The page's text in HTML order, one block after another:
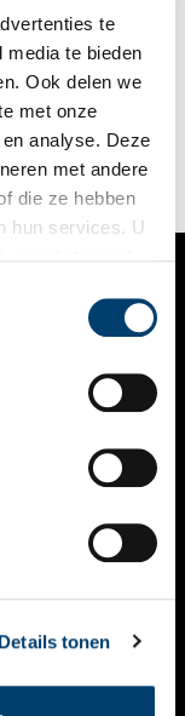
te
te bieden
Ook delen we
met onze
analyse. Deze
met andere
die ze hebben
hun services. U
Details tonen
Holland, de
Noord-Holland
Deze maand